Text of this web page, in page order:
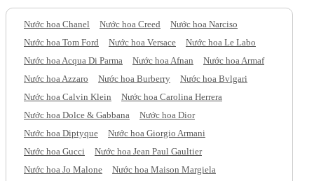
Nước hoa Chanel Nước hoa Creed
Nước hoa Narciso
Nước hoa Tom Ford
Nước hoa Versace
Nước hoa Le Labo
Nước hoa Acqua Di Parma
Nước hoa Afnan
Nước hoa Armaf
Nước hoa Azzaro
Nước hoa Burberry
Nước hoa Bvlgari
Nước hoa Calvin Klein
Nước hoa Carolina Herrera
Nước hoa Dolce & Gabbana
Nước hoa Dior
Nước hoa Diptyque
Nước hoa Giorgio Armani
Nước hoa Gucci
Nước hoa Jean Paul Gaultier
Nước hoa Jo Malone
Nước hoa Maison Margiela